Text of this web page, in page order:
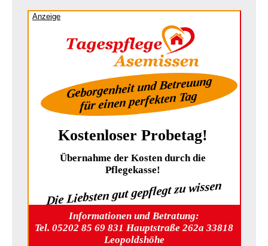
Anzeige
Geborgenheit und Betreuung
für einen perfekten Tag
Kostenloser Probetag!
Übernahme der Kosten durch die
Pflegekasse!
Die Liebsten gut gepflegt zu wissen
Informationen und Betratung:
Tel. 05202 85 69 831 Hauptstraße 262a 33818
Leopoldshöhe